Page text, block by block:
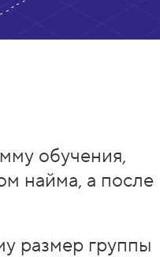
обучения,
найма, а после
размер группы